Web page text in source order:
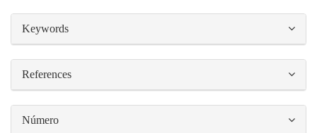
Keywords
References
Número